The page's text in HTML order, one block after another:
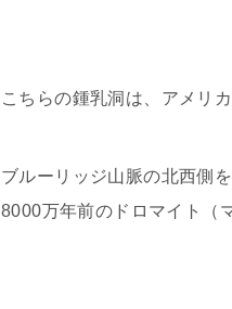
こちらの鍾乳洞は、アメリ
ブルーリッジ山脈の北西側
8000万年前のドロマイト（